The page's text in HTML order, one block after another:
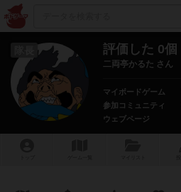
評価した 0個
二両亭かるた さん
マイボードゲーム
参加コミュニティ
ウェブページ